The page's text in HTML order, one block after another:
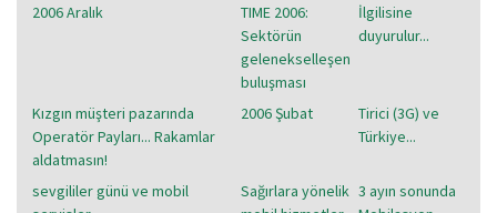
2006 Aralık
TIME 2006:
Sektörün
gelenekselleşen
buluşması
İlgilisine
duyurulur...
Kızgın müşteri pazarında
Operatör Payları... Rakamlar
aldatmasın!
2006 Şubat
Tirici (3G) ve
Türkiye...
sevgililer günü ve mobil
Sağırlara yönelik 3 ayın sonunda